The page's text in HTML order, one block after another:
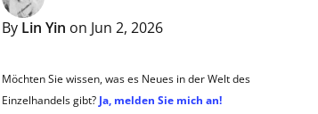
By Lin Yin on Jun 2, 2026
Möchten Sie wissen, was es Neues in der Welt des
Einzelhandels gibt? Ja, melden Sie mich an!